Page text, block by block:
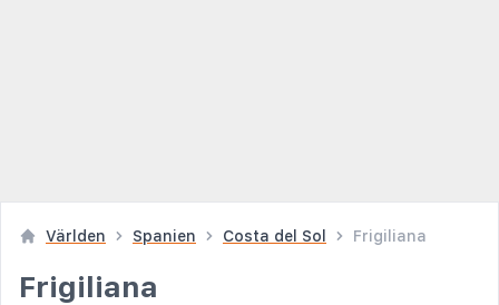
Världen Spanien Costa del Sol Frigiliana
Frigiliana